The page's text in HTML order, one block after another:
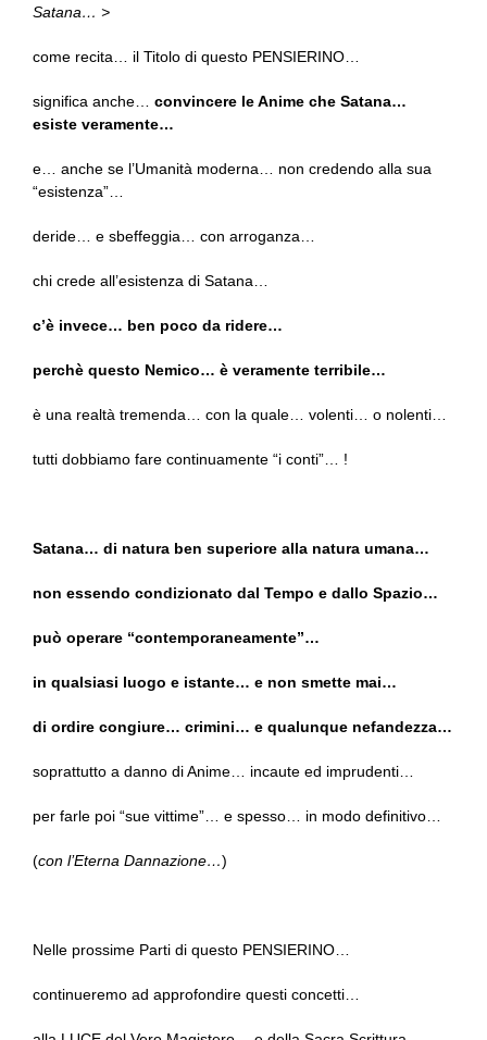
Satana… >
come recita… il Titolo di questo PENSIERINO…
significa anche… convincere le Anime che Satana…
esiste veramente…
e… anche se l’Umanità moderna… non credendo alla sua
“esistenza”…
deride… e sbeffeggia… con arroganza…
chi crede all’esistenza di Satana…
c’è invece… ben poco da ridere…
perchè questo Nemico… è veramente terribile…
è una realtà tremenda… con la quale… volenti… o nolenti…
tutti dobbiamo fare continuamente “i conti”… !
Satana… di natura ben superiore alla natura umana…
non essendo condizionato dal Tempo e dallo Spazio…
può operare “contemporaneamente”…
in qualsiasi luogo e istante… e non smette mai…
di ordire congiure… crimini… e qualunque nefandezza…
soprattutto a danno di Anime… incaute ed imprudenti…
per farle poi “sue vittime”… e spesso… in modo definitivo…
(con l’Eterna Dannazione…)
Nelle prossime Parti di questo PENSIERINO…
continueremo ad approfondire questi concetti…